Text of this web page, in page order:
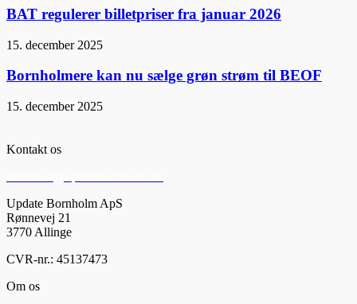
BAT regulerer billetpriser fra januar 2026
15. december 2025
Bornholmere kan nu sælge grøn strøm til BEOF
15. december 2025
Kontakt os
Update Bornholm ApS
Rønnevej 21
3770 Allinge
CVR-nr.: 45137473
Om os